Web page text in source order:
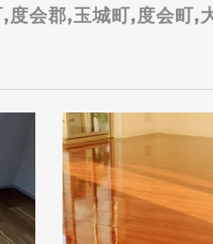
会郡,玉城町,度会町,